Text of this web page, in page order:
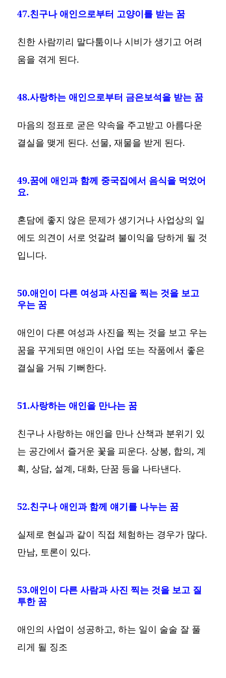
47.친구나 애인으로부터 고양이를 받는 꿈
친한 사람끼리 말다툼이나 시비가 생기고 어려
움을 겪게 된다.
48.사랑하는 애인으로부터 금은보석을 받는 꿈
마음의 정표로 굳은 약속을 주고받고 아름다운
결실을 맺게 된다. 선물, 재물을 받게 된다.
49.꿈에 애인과 함께 중국집에서 음식을 먹었어
요.
혼담에 좋지 않은 문제가 생기거나 사업상의 일
에도 의견이 서로 엇갈려 불이익을 당하게 될 것
입니다.
50.애인이 다른 여성과 사진을 찍는 것을 보고
우는 꿈
애인이 다른 여성과 사진을 찍는 것을 보고 우는
꿈을 꾸게되면 애인이 사업 또는 작품에서 좋은
결실을 거둬 기뻐한다.
51.사랑하는 애인을 만나는 꿈
친구나 사랑하는 애인을 만나 산책과 분위기 있
는 공간에서 즐거운 꽃을 피운다. 상봉, 합의, 계
획, 상담, 설계, 대화, 단꿈 등을 나타낸다.
52.친구나 애인과 함께 얘기를 나누는 꿈
실제로 현실과 같이 직접 체험하는 경우가 많다.
만남, 토론이 있다.
53.애인이 다른 사람과 사진 찍는 것을 보고 질
투한 꿈
애인의 사업이 성공하고, 하는 일이 술술 잘 풀
리게 될 징조